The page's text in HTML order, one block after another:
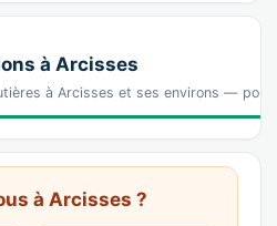
à Arcisses
à Arcisses et ses environs —
à Arcisses ?